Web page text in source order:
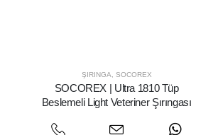
ŞIRINGA SOCOREX
SOCOREX | Ultra 1810 Tüp
Beslemeli Light Veteriner Şırıngası